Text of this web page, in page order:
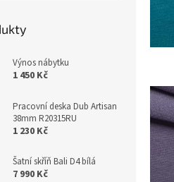
Výnos nábytku
1 450 Kč
Pracovní deska Dub Artisan
38mm R20315RU
1 230 Kč
Šatní skříň Bali D4 bílá
7 990 Kč